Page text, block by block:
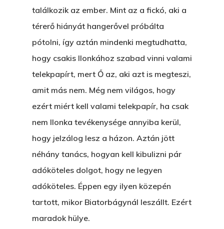
találkozik az ember. Mint az a fickó, aki a
térerő hiányát hangerővel próbálta
pótolni, így aztán mindenki megtudhatta,
hogy csakis Ilonkához szabad vinni valami
telekpapírt, mert Ő az, aki azt is megteszi,
amit más nem. Még nem világos, hogy
ezért miért kell valami telekpapír, ha csak
nem Ilonka tevékenysége annyiba kerül,
hogy jelzálog lesz a házon. Aztán jött
néhány tanács, hogyan kell kibulizni pár
adóköteles dolgot, hogy ne legyen
adóköteles. Éppen egy ilyen közepén
tartott, mikor Biatorbágynál leszállt. Ezért
maradok hülye.